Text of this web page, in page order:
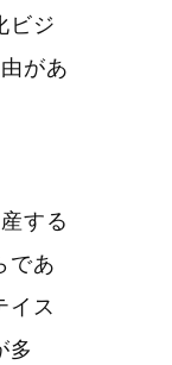
ビジ
があ
する
であ
イス
多